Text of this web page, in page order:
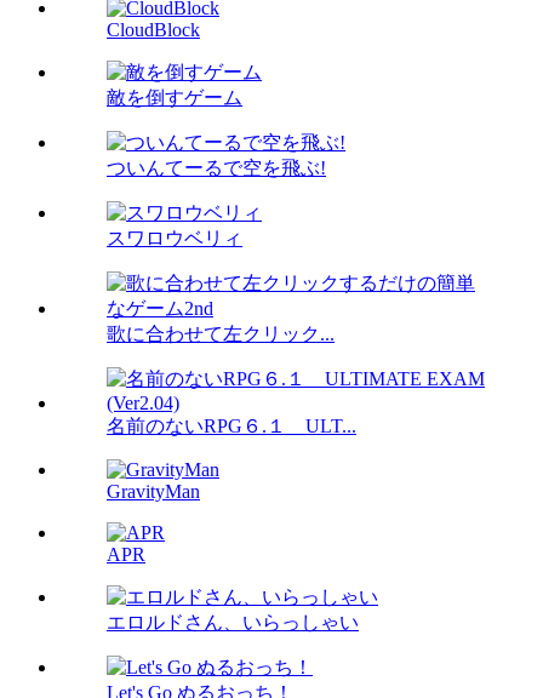
CloudBlock
敵を倒すゲーム
ついんてーるで空を飛ぶ!
スワロウベリィ
歌に合わせて左クリック...
名前のないRPG６.１ ULT...
GravityMan
APR
エロルドさん、いらっしゃい
Let's Go ぬるおっち！